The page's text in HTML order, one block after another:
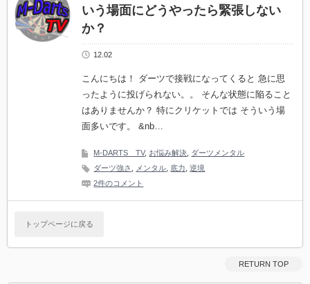
いう場面にどうやったら緊張しない
か？
12.02
こんにちは！ ダーツで接戦になってくると 急に思
ったように投げられない。。 そんな状態に陥ること
はありませんか？ 特にクリケットでは そういう場
面多いです。 &nb…
M-DARTS TV, お悩み解決 ダーツメンタル
ダーツ強さ
メンタル 底力 ,逆境
2件のコメント
トップページに戻る
RETURN TOP